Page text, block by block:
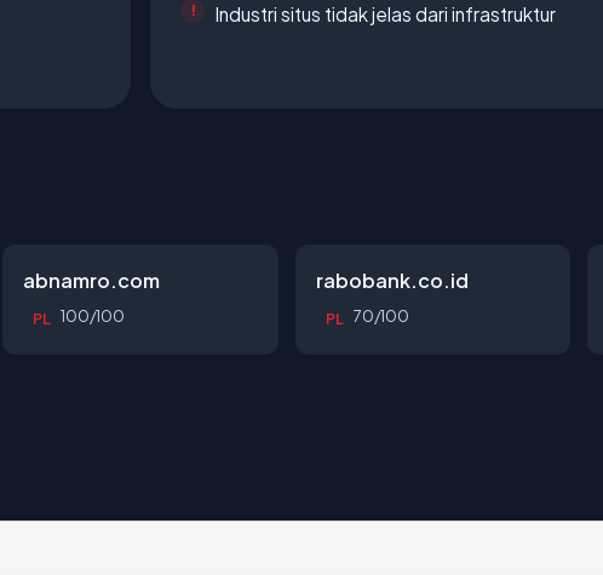
Industri situs tidak jelas dari infrastruktur
abnamro.com
PL 100/100
rabobank.co.id
PL 70/100